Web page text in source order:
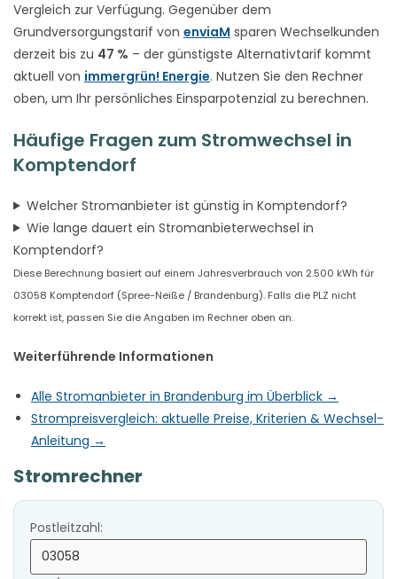
Vergleich zur Verfügung. Gegenüber dem
Grundversorgungstarif von enviaM sparen Wechselkunden
derzeit bis zu 47 % – der günstigste Alternativtarif kommt
aktuell von immergrün! Energie. Nutzen Sie den Rechner
oben, um Ihr persönliches Einsparpotenzial zu berechnen.
Häufige Fragen zum Stromwechsel in
Komptendorf
Welcher Stromanbieter ist günstig in Komptendorf?
Wie lange dauert ein Stromanbieterwechsel in
Komptendorf?
Diese Berechnung basiert auf einem Jahresverbrauch von 2.500 kWh für
03058 Komptendorf (Spree-Neiße / Brandenburg). Falls die PLZ nicht
korrekt ist, passen Sie die Angaben im Rechner oben an.
Weiterführende Informationen
Alle Stromanbieter in Brandenburg im Überblick →
Strompreisvergleich: aktuelle Preise, Kriterien & Wechsel-
Anleitung →
Stromrechner
Postleitzahl: